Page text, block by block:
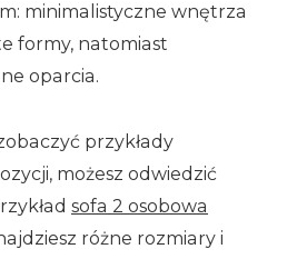
minimalistyczne wnętrza
formy, natomiast
oparcia.
przykłady
możesz odwiedzić
sofa 2 osobowa
różne rozmiary i